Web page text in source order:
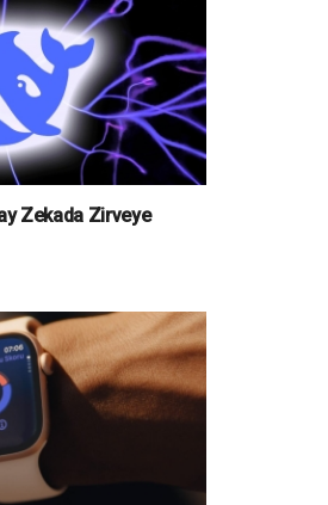
Zekada Zirveye